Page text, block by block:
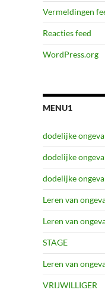
Vermeldingen
Reacties feed
WordPress.org
MENU1
dodelijke
dodelijke
dodelijke
Leren van
Leren van
STAGE
Leren van
VRIJWILLIGER